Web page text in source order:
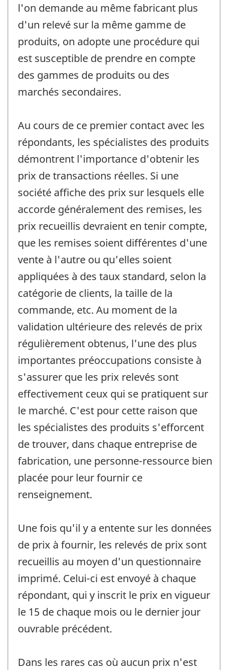
l'on demande au même fabricant plus
d'un relevé sur la même gamme de
produits, on adopte une procédure qui
est susceptible de prendre en compte
des gammes de produits ou des
marchés secondaires.
Au cours de ce premier contact avec les
répondants, les spécialistes des produits
démontrent l'importance d'obtenir les
prix de transactions réelles. Si une
société affiche des prix sur lesquels elle
accorde généralement des remises, les
prix recueillis devraient en tenir compte,
que les remises soient différentes d'une
vente à l'autre ou qu'elles soient
appliquées à des taux standard, selon la
catégorie de clients, la taille de la
commande, etc. Au moment de la
validation ultérieure des relevés de prix
régulièrement obtenus, l'une des plus
importantes préoccupations consiste à
s'assurer que les prix relevés sont
effectivement ceux qui se pratiquent sur
le marché. C'est pour cette raison que
les spécialistes des produits s'efforcent
de trouver, dans chaque entreprise de
fabrication, une personne-ressource bien
placée pour leur fournir ce
renseignement.
Une fois qu'il y a entente sur les données
de prix à fournir, les relevés de prix sont
recueillis au moyen d'un questionnaire
imprimé. Celui-ci est envoyé à chaque
répondant, qui y inscrit le prix en vigueur
le 15 de chaque mois ou le dernier jour
ouvrable précédent.
Dans les rares cas où aucun prix n'est